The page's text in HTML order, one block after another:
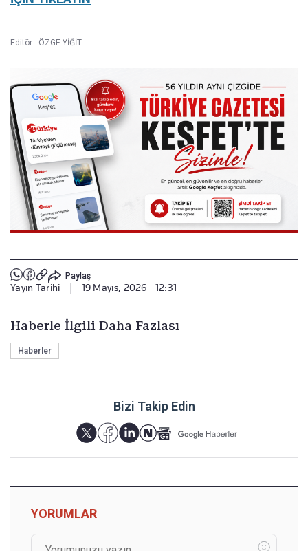
Editör : ÖZGE YİĞİT
Paylaş
Yayın Tarihi 19 Mayıs, 2026 - 12:31
Haberle İlgili Daha Fazlası
Haberler
Bizi Takip Edin
YORUMLAR